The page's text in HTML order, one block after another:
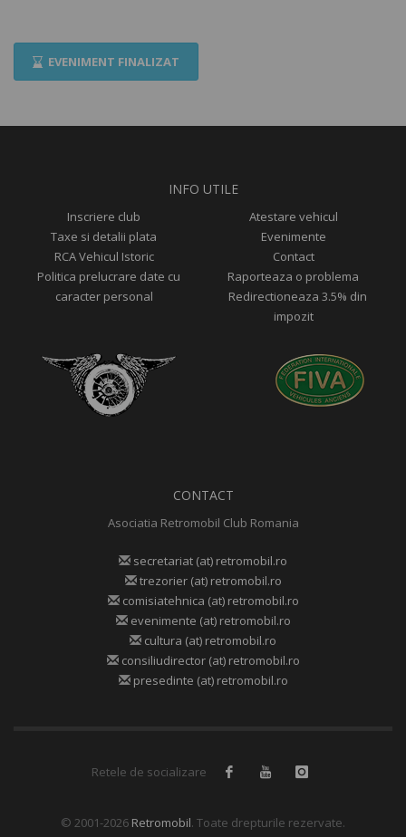
EVENIMENT FINALIZAT
INFO UTILE
Inscriere club
Atestare vehicul
Taxe si detalii plata
Evenimente
RCA Vehicul Istoric
Contact
Politica prelucrare date cu
caracter personal
Raporteaza o problema
Redirectioneaza 3.5% din
impozit
CONTACT
Asociatia Retromobil Club Romania
secretariat (at) retromobil.ro
trezorier (at) retromobil.ro
comisiatehnica (at) retromobil.ro
evenimente (at) retromobil.ro
cultura (at) retromobil.ro
consiliudirector (at) retromobil.ro
presedinte (at) retromobil.ro
Retele de socializare
© 2001-2026 Retromobil. Toate drepturile rezervate.